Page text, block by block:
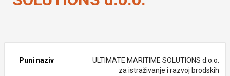
Puni naziv
ULTIMATE MARITIME SOLUTIONS d.o.o.
za istraživanje i razvoj brodskih